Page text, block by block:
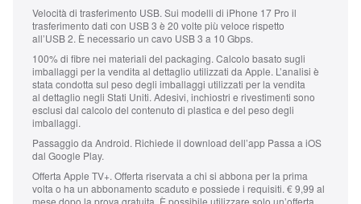
Velocità di trasferimento USB. Sui modelli di iPhone 17 Pro il
trasferimento dati con USB 3 è 20 volte più veloce rispetto
all’USB 2. È necessario un cavo USB 3 a 10 Gbps.
100% di fibre nei materiali del packaging. Calcolo basato sugli
imballaggi per la vendita al dettaglio utilizzati da Apple. L’analisi è
stata condotta sul peso degli imballaggi utilizzati per la vendita
al dettaglio negli Stati Uniti. Adesivi, inchiostri e rivestimenti sono
esclusi dal calcolo del contenuto di plastica e del peso degli
imballaggi.
Passaggio da Android. Richiede il download dell’app Passa a iOS
dal Google Play.
Offerta Apple TV+. Offerta riservata a chi si abbona per la prima
volta o ha un abbonamento scaduto e possiede i requisiti. € 9,99 al
mese dopo la prova gratuita. È possibile utilizzare solo un’offerta